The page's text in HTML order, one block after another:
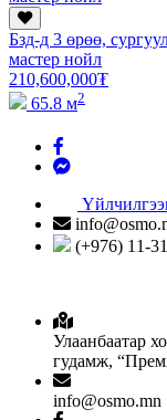
Бзд-д 3 өрөө,
мастер нойл
210,600,000₮
65.8 м2
(+976) 11-
Улаанбаатар
гудамж,
info@osmo.mn